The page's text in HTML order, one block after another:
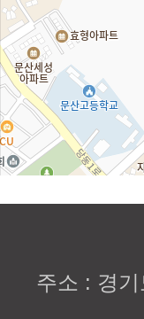
주소 : 경